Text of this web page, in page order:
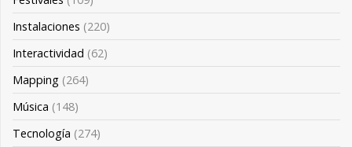
Instalaciones (220)
Interactividad (62)
Mapping (264)
Música (148)
Tecnología (274)